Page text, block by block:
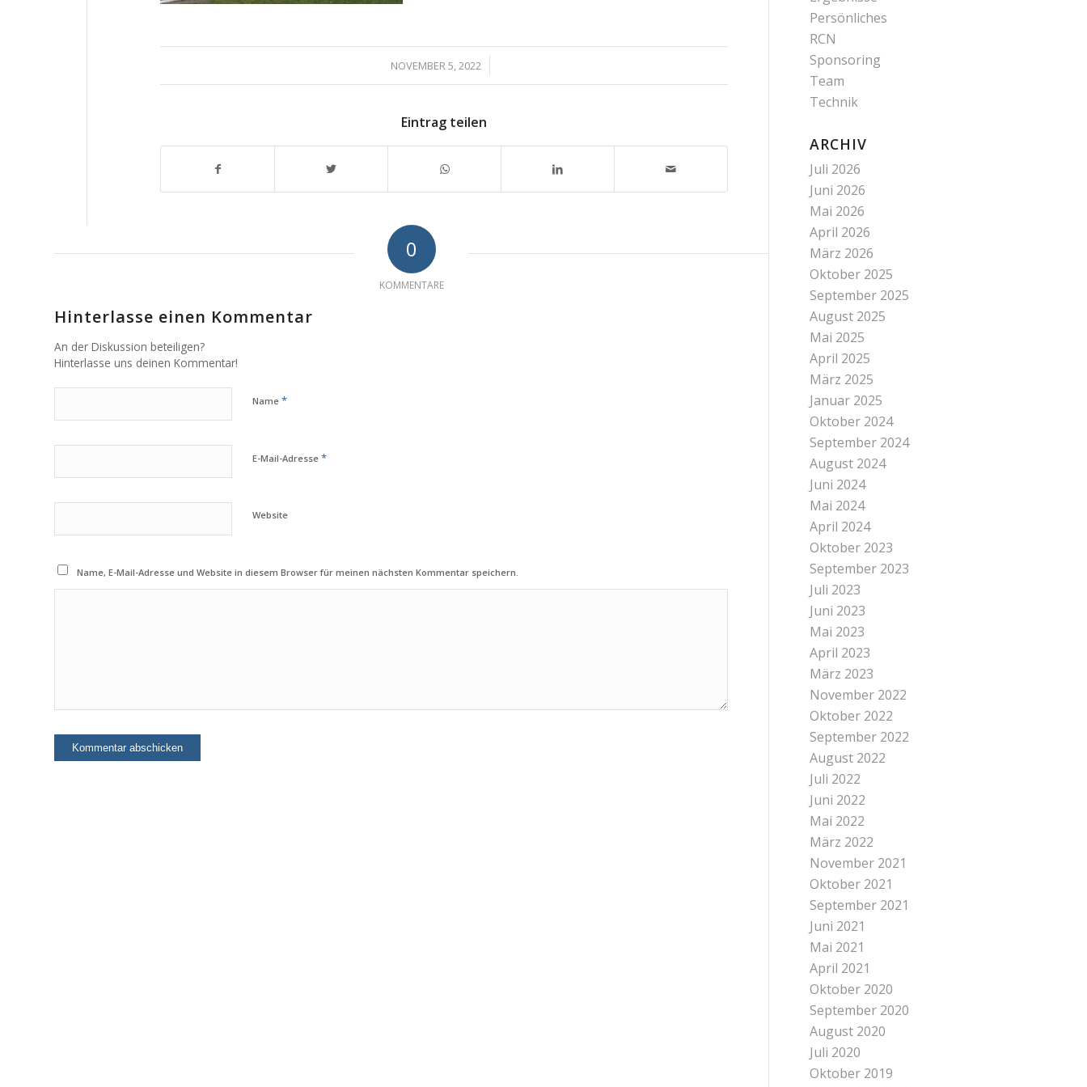
NOVEMBER 5, 2022
/
Eintrag teilen
0
KOMMENTARE
Hinterlasse einen Kommentar
An der Diskussion beteiligen?
Hinterlasse uns deinen Kommentar!
Name *
E-Mail-Adresse *
Website
Name, E-Mail-Adresse und Website in diesem Browser für meinen nächsten Kommentar speichern.
Persönliches
RCN
Sponsoring
Team
Technik
ARCHIV
Juli 2026
Juni 2026
Mai 2026
April 2026
März 2026
Oktober 2025
September 2025
August 2025
Mai 2025
April 2025
März 2025
Januar 2025
Oktober 2024
September 2024
August 2024
Juni 2024
Mai 2024
April 2024
Oktober 2023
September 2023
Juli 2023
Juni 2023
Mai 2023
April 2023
März 2023
November 2022
Oktober 2022
September 2022
August 2022
Juli 2022
Juni 2022
Mai 2022
März 2022
November 2021
Oktober 2021
September 2021
Juni 2021
Mai 2021
April 2021
Oktober 2020
September 2020
August 2020
Juli 2020
Oktober 2019